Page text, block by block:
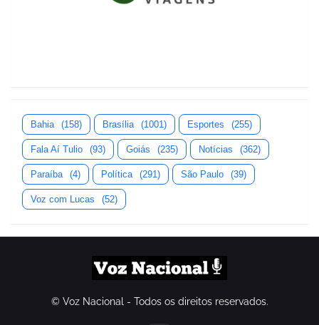
Bahia (158) Brasília (1001) Esportes (255)
Fala Aí Tulio (93) Goiás (235) Notícias (362)
Paraíba (4) Política (291) São Paulo (39)
Voz com Lucas (52)
© Voz Nacional - Todos os direitos reservados.